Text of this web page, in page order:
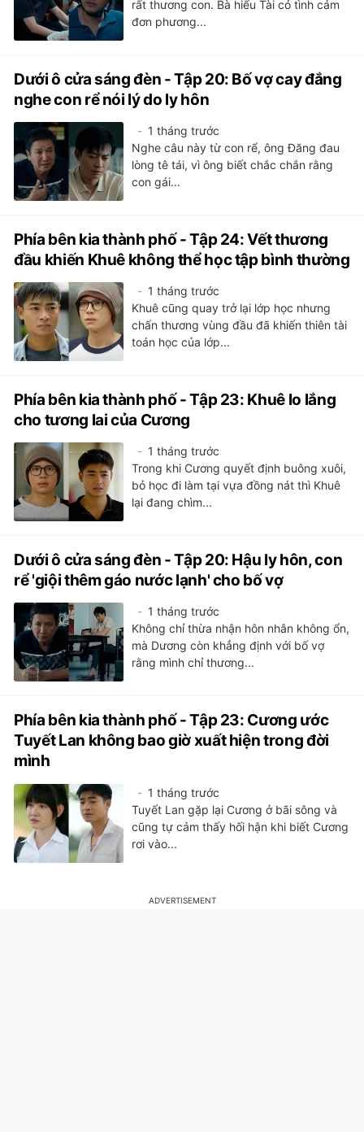
rất thương con. Bà hiểu Tài có tình cảm
đơn phương...
Dưới ô cửa sáng đèn - Tập 20: Bố vợ cay đắng
nghe con rể nói lý do ly hôn
1 tháng trước
Nghe câu này từ con rể, ông Đăng đau
lòng tê tái, vì ông biết chắc chắn rằng
con gái...
Phía bên kia thành phố - Tập 24: Vết thương
đầu khiến Khuê không thể học tập bình thường
1 tháng trước
Khuê cũng quay trở lại lớp học nhưng
chấn thương vùng đầu đã khiến thiên tài
toán học của lớp...
Phía bên kia thành phố - Tập 23: Khuê lo lắng
cho tương lai của Cương
1 tháng trước
Trong khi Cương quyết định buông xuôi,
bỏ học đi làm tại vựa đồng nát thì Khuê
lại đang chìm...
Dưới ô cửa sáng đèn - Tập 20: Hậu ly hôn, con
rể 'giội thêm gáo nước lạnh' cho bố vợ
1 tháng trước
Không chỉ thừa nhận hôn nhân không ổn,
mà Dương còn khẳng định với bố vợ
rằng mình chỉ thương...
Phía bên kia thành phố - Tập 23: Cương ước
Tuyết Lan không bao giờ xuất hiện trong đời
mình
1 tháng trước
Tuyết Lan gặp lại Cương ở bãi sông và
cũng tự cảm thấy hối hận khi biết Cương
rơi vào...